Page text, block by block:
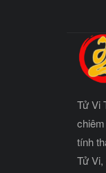
Tử Vi
tính
Tử